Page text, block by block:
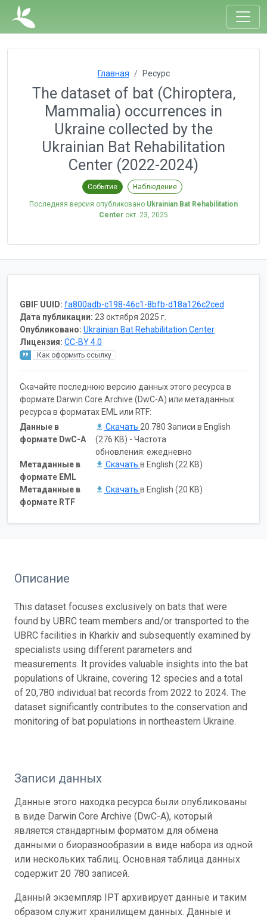
Главная Ресурс
The dataset of bat (Chiroptera,
Mammalia) occurrences in
Ukraine collected by the
Ukrainian Bat Rehabilitation
Center (2022-2024)
Событие Наблюдение
Последняя версия опубликовано Ukrainian Bat Rehabilitation
Center окт. 23, 2025
GBIF UUID: fa800adb-c198-46c1-8bfb-d18a126c2ced
Дата публикации: 23 октября 2025 г.
Опубликовано: Ukrainian Bat Rehabilitation Center
Лицензия: CC-BY 4.0
Как оформить ссылку
Скачайте последнюю версию данных этого ресурса в
формате Darwin Core Archive (DwC-A) или метаданных
ресурса в форматах EML или RTF:
Данные в
формате DwC-A
Скачать 20 780 Записи в English
(276 KB) - Частота
обновления: ежедневно
Метаданные в
формате EML
Скачать в English (22 KB)
Метаданные в
формате RTF
Скачать в English (20 KB)
Описание
This dataset focuses exclusively on bats that were
found by UBRC team members and/or transported to the
UBRC facilities in Kharkiv and subsequently examined by
specialists using different parameters and
measurements. It provides valuable insights into the bat
populations of Ukraine, covering 12 species and a total
of 20,780 individual bat records from 2022 to 2024. The
dataset significantly contributes to the conservation and
monitoring of bat populations in northeastern Ukraine.
Записи данных
Данные этого находка ресурса были опубликованы
в виде Darwin Core Archive (DwC-A), который
является стандартным форматом для обмена
данными о биоразнообразии в виде набора из одной
или нескольких таблиц. Основная таблица данных
содержит 20 780 записей.
Данный экземпляр IPT архивирует данные и таким
образом служит хранилищем данных. Данные и